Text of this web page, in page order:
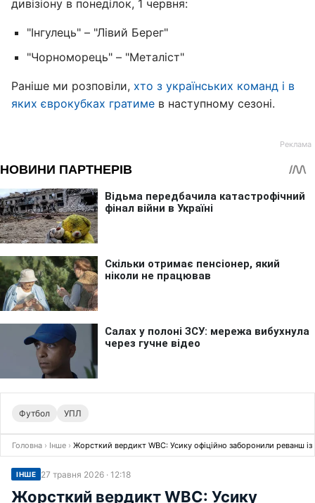
дивізіону в понеділок, 1 червня:
"Інгулець" – "Лівий Берег"
"Чорноморець" – "Металіст"
Раніше ми розповіли, хто з українських команд і в
яких єврокубках гратиме в наступному сезоні.
Футбол УПЛ
Головна › Інше › Жорсткий вердикт WBC: Усику офіційно заборонили реванш
ІНШЕ 27 травня 2026 · 12:18
Жорсткий вердикт WBC: Усику